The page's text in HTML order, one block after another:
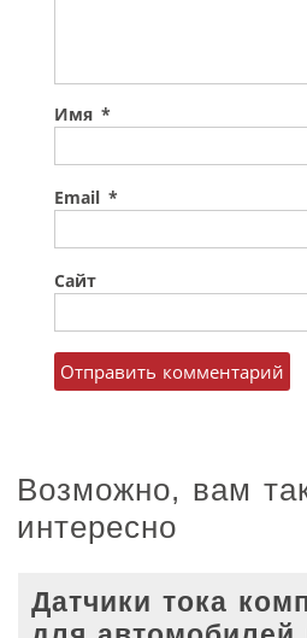
Имя *
Email *
Сайт
Возможно, вам
интересно
Датчики тока